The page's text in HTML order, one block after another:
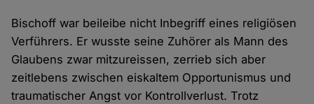
Bischoff war beileibe nicht Inbegriff eines religiösen
Verführers. Er wusste seine Zuhörer als Mann des
Glaubens zwar mitzureissen, zerrieb sich aber
zeitlebens zwischen eiskaltem Opportunismus und
traumatischer Angst vor Kontrollverlust. Trotz